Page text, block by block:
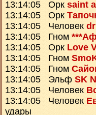
13:14:05 Орк saint
13:14:05 Орк
13:14:05 Человек
13:14:05 Гном
13:14:05 Орк Love
13:14:05 Гном
13:14:05 Гном
13:14:05 Эльф SK
13:14:05 Человек
13:14:05 Человек
удары